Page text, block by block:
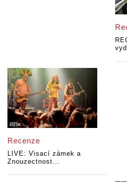
Recenze
LIVE: Visací zámek a
Znouzectnost...